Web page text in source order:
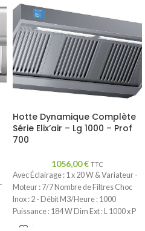
Hotte Dynamique Complète
Série Elix’air – Lg 1000 – Prof
700
1056,00€ TTC
Avec Éclairage : 1 x 20 W & Variateur -
Moteur : 7/7 Nombre de Filtres Choc
Inox : 2 - Débit M3/Heure : 1000
Puissance : 184 W Dim Ext : L 1000 x P
700 x H 450 mm - Poids : 38 Kg Dim